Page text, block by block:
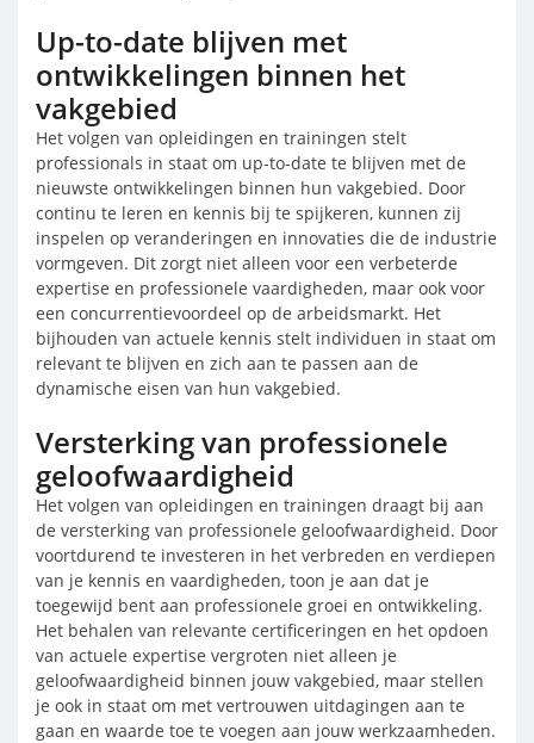
Up-to-date blijven met
ontwikkelingen binnen het
vakgebied
Het volgen van opleidingen en trainingen stelt
professionals in staat om up-to-date te blijven met de
nieuwste ontwikkelingen binnen hun vakgebied. Door
continu te leren en kennis bij te spijkeren, kunnen zij
inspelen op veranderingen en innovaties die de industrie
vormgeven. Dit zorgt niet alleen voor een verbeterde
expertise en professionele vaardigheden, maar ook voor
een concurrentievoordeel op de arbeidsmarkt. Het
bijhouden van actuele kennis stelt individuen in staat om
relevant te blijven en zich aan te passen aan de
dynamische eisen van hun vakgebied.
Versterking van professionele
geloofwaardigheid
Het volgen van opleidingen en trainingen draagt bij aan
de versterking van professionele geloofwaardigheid. Door
voortdurend te investeren in het verbreden en verdiepen
van je kennis en vaardigheden, toon je aan dat je
toegewijd bent aan professionele groei en ontwikkeling.
Het behalen van relevante certificeringen en het opdoen
van actuele expertise vergroten niet alleen je
geloofwaardigheid binnen jouw vakgebied, maar stellen
je ook in staat om met vertrouwen uitdagingen aan te
gaan en waarde toe te voegen aan jouw werkzaamheden.